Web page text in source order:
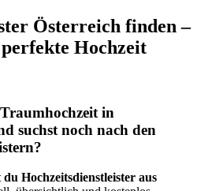
Österreich finden –
Hochzeit
in
suchst noch nach den
Hochzeitsdienstleister aus